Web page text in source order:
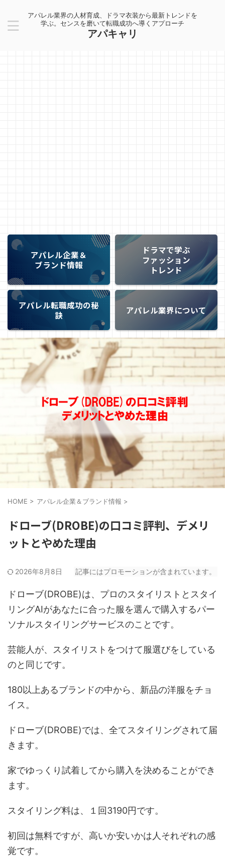
アパレル業界の人材育成、ドラマ衣装から最新トレンドを
学ぶ。センスを磨いて転職成功へ導くアプローチ
アパキャリ
アパレル企業＆
ブランド情報
ドラマで学ぶ
ファッション
トレンド
アパレル転職成功の秘
訣
アパレル業界について
HOME > アパレル企業＆ブランド情報 >
ドローブ(DROBE)の口コミ評判、デメリ
ットとやめた理由
2026年8月8日 記事にはプロモーションが含まれています。
ドローブ(DROBE)は、プロのスタイリストとスタイ
リングAIがあなたに合った服を選んで購入するパー
ソナルスタイリングサービスのことです。
芸能人が、スタイリストをつけて服選びをしている
のと同じです。
180以上あるブランドの中から、新品の洋服をチョ
イス。
ドローブ(DROBE)では、全てスタイリングされて届
きます。
家でゆっくり試着してから購入を決めることができ
ます。
スタイリング料は、１回3190円です。
初回は無料ですが、高いか安いかは人それぞれの感
覚です。